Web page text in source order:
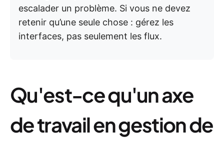
escalader un problème. Si vous ne devez
retenir qu’une seule chose : gérez les
interfaces, pas seulement les flux.
Qu'est-ce qu'un axe
de travail en gestion de